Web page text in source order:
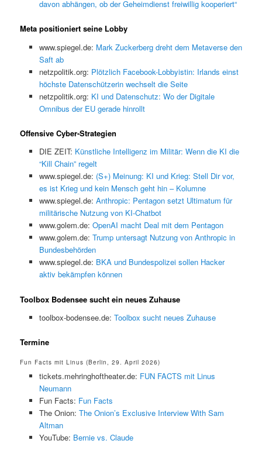
davon abhängen, ob der Geheimdienst freiwillig kooperiert“
Meta positioniert seine Lobby
www.spiegel.de: Mark Zuckerberg dreht dem Metaverse den
Saft ab
netzpolitik.org: Plötzlich Facebook-Lobbyistin: Irlands einst
höchste Datenschützerin wechselt die Seite
netzpolitik.org: KI und Datenschutz: Wo der Digitale
Omnibus der EU gerade hinrollt
Offensive Cyber-Strategien
DIE ZEIT: Künstliche Intelligenz im Militär: Wenn die KI die
“Kill Chain” regelt
www.spiegel.de: (S+) Meinung: KI und Krieg: Stell Dir vor,
es ist Krieg und kein Mensch geht hin – Kolumne
www.spiegel.de: Anthropic: Pentagon setzt Ultimatum für
militärische Nutzung von KI-Chatbot
www.golem.de: OpenAI macht Deal mit dem Pentagon
www.golem.de: Trump untersagt Nutzung von Anthropic in
Bundesbehörden
www.spiegel.de: BKA und Bundespolizei sollen Hacker
aktiv bekämpfen können
Toolbox Bodensee sucht ein neues Zuhause
toolbox-bodensee.de: Toolbox sucht neues Zuhause
Termine
Fun Facts mit Linus (Berlin, 29. April 2026)
tickets.mehringhoftheater.de: FUN FACTS mit Linus
Neumann
Fun Facts: Fun Facts
The Onion: The Onion’s Exclusive Interview With Sam
Altman
YouTube: Bernie vs. Claude